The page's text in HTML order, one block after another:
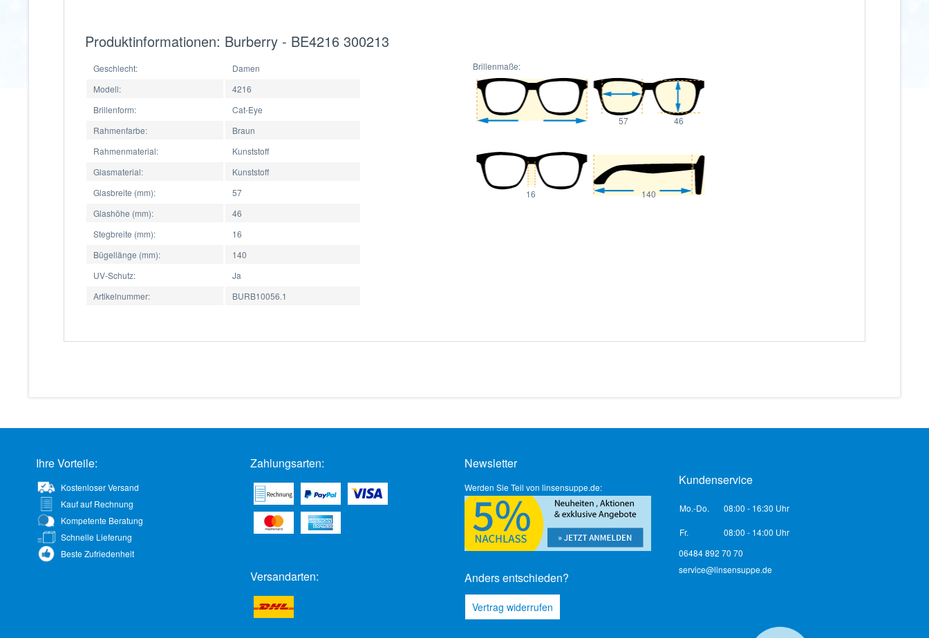
Produktinformationen: Burberry - BE4216 300213
Geschlecht:
Damen
Modell:
4216
Brillenform:
Cat-Eye
Rahmenfarbe:
Braun
Rahmenmaterial:
Kunststoff
Glasmaterial:
Kunststoff
Glasbreite (mm):
57
Glashöhe (mm):
46
Stegbreite (mm):
16
Bügellänge (mm):
140
UV-Schutz:
Ja
Artikelnummer:
BURB10056.1
Brillenmaße:
57 46
16 140
Ihre Vorteile:
Kostenloser Versand
Kauf auf Rechnung
Kompetente Beratung
Schnelle Lieferung
Beste Zufriedenheit
Zahlungsarten:
Versandarten:
Newsletter
Werden Sie Teil von linsensuppe.de:
Anders entschieden?
Vertrag widerrufen
Kundenservice
Mo.-Do. 08:00 - 16:30 Uhr
Fr.
08:00 - 14:00 Uhr
06484 892 70 70
service@linsensuppe.de